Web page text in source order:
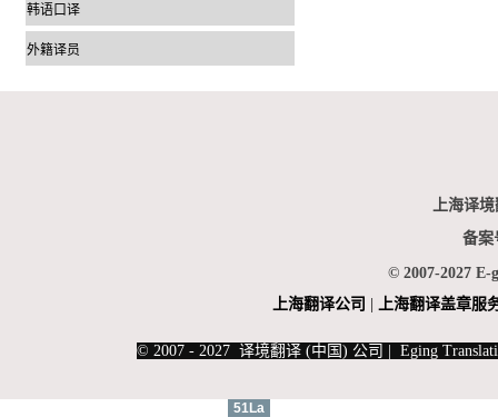
韩语口译
外籍译员
上海译
备案
© 2007-2027 E-
上海翻译公司 上海翻译盖章服
© 2007 - 2027 译境翻译 (中国) 公司 | Eging
51La